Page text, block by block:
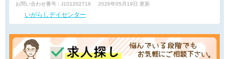
お問い合わせ番号 : J101202716 2026年05月19日 更新
いがらしデイセンター